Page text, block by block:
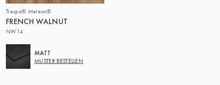
Trespa® Meteon®
FRENCH WALNUT
NW14
MATT
MUSTER BESTELLEN